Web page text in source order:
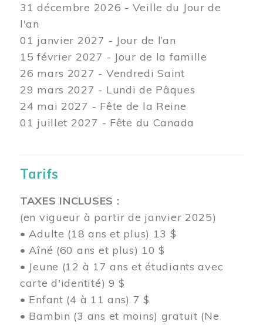
31 décembre 2026 - Veille du Jour de
l'an
01 janvier 2027 - Jour de l’an
15 février 2027 - Jour de la famille
26 mars 2027 - Vendredi Saint
29 mars 2027 - Lundi de Pâques
24 mai 2027 - Fête de la Reine
01 juillet 2027 - Fête du Canada
Tarifs
TAXES INCLUSES :
(en vigueur à partir de janvier 2025)
• Adulte (18 ans et plus) 13 $
• Aîné (60 ans et plus) 10 $
• Jeune (12 à 17 ans et étudiants avec
carte d'identité) 9 $
• Enfant (4 à 11 ans) 7 $
• Bambin (3 ans et moins) gratuit (Ne